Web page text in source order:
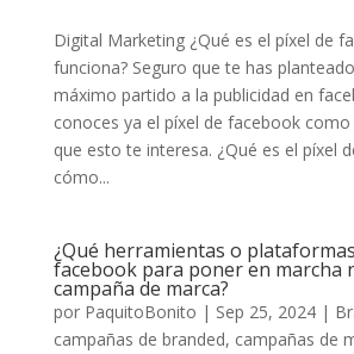
Digital Marketing ¿Qué es el píxel de
funciona? Seguro que te has
máximo partido a la publicidad en
conoces ya el píxel de facebook
que esto te interesa. ¿Qué es el píxel
cómo...
¿Qué herramientas o
facebook para poner en marcha
campaña de marca?
por PaquitoBonito | Sep 25, 2024|
campañas de branded, campañas de